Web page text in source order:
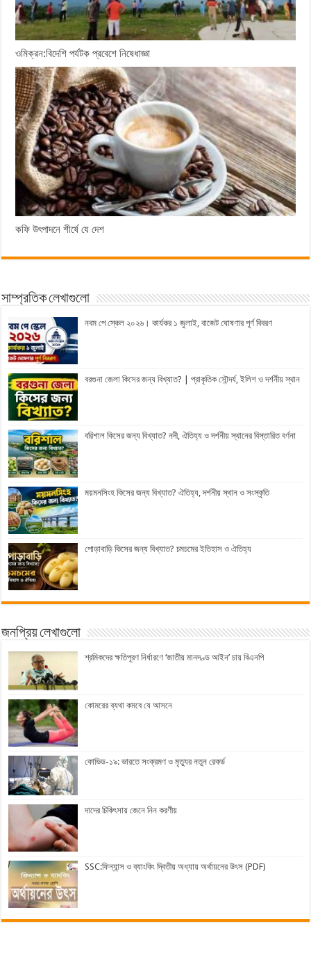
ওমিক্রন:বিদেশি পর্যটক প্রবেশে নিষেধাজ্ঞা
কফি উৎপাদনে শীর্ষে যে দেশ
সাম্প্রতিক লেখাগুলো
নবম পে স্কেল ২০২৬। কার্যকর ১ জুলাই, বাজেট ঘোষণার পূর্ণ বিবরণ
বরগুনা জেলা কিসের জন্য বিখ্যাত? | প্রাকৃতিক সৌন্দর্য, ইলিশ ও দর্শনীয় স্থান
বরিশাল কিসের জন্য বিখ্যাত? নদী, ঐতিহ্য ও দর্শনীয় স্থানের বিস্তারিত বর্ণনা
ময়মনসিংহ কিসের জন্য বিখ্যাত? ঐতিহ্য, দর্শনীয় স্থান ও সংস্কৃতি
পোড়াবাড়ি কিসের জন্য বিখ্যাত? চমচমের ইতিহাস ও ঐতিহ্য
জনপ্রিয় লেখাগুলো
শ্রমিকদের ক্ষতিপূরণ নির্ধারণে ‘জাতীয় মানদণ্ড আইন’ চায় বিএনপি
কোমরের ব্যথা কমবে যে আসনে
কোভিড-১৯: ভারতে সংক্রমণ ও মৃত্যুর নতুন রেকর্ড
দাদের চিকিৎসায় জেনে নিন করণীয়
SSC:ফিন্যান্স ও ব্যাংকিং দ্বিতীয় অধ্যায় অর্থায়নের উৎস (PDF)